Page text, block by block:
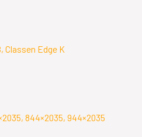
Classen Edge K
844×2035, 944×2035